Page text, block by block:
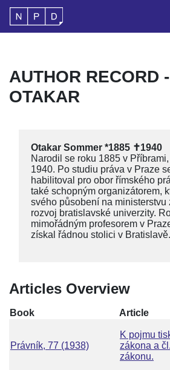
AUTHOR RECORD
OTAKAR
Otakar Sommer *1885 ✝1940
Narodil se roku 1885 v
1940. Po studiu práva v Praze
habilitoval pro obor římského
také schopným organizátorem,
svého působení na ministerstvu
rozvoj bratislavské univerzity.
mimořádným profesorem v
získal řádnou stolici v Bratislavě.
Articles Overview
Book Article
Právník, 77 (1938)
K pojmu
zákona a
zákonu.